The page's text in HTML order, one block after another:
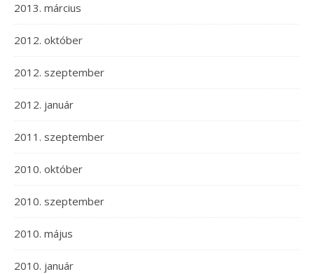
2013. március
2012. október
2012. szeptember
2012. január
2011. szeptember
2010. október
2010. szeptember
2010. május
2010. január